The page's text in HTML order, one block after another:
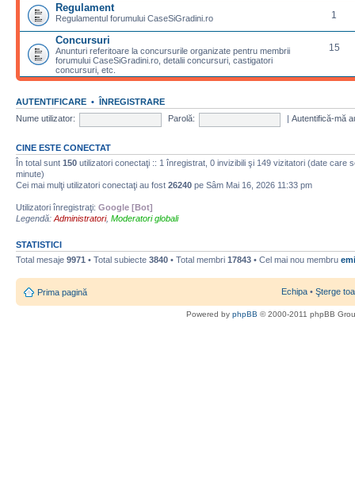
Regulament
Regulamentul forumului CaseSiGradini.ro 1
Concursuri
Anunturi referitoare la concursurile organizate pentru membrii
forumului CaseSiGradini.ro, detalii concursuri, castigatori
concursuri, etc.
15
AUTENTIFICARE • ÎNREGISTRARE
Nume utilizator:
Parolă: Autentifică-mă
CINE ESTE CONECTAT
În total sunt 150 utilizatori conectaţi :: 1 înregistrat, 0 invizibili şi 149 vizitatori (date care
minute)
Cei mai mulţi utilizatori conectaţi au fost 26240 pe Sâm Mai 16, 2026 11:33 pm
Utilizatori înregistraţi: Google [Bot]
Legendă: Administratori, Moderatori globali
STATISTICI
Total mesaje 9971 • Total subiecte 3840 • Total membri 17843 • Cel mai nou membru
Prima pagină Echipa • Şterge
Powered by phpBB © 2000-2011 phpBB